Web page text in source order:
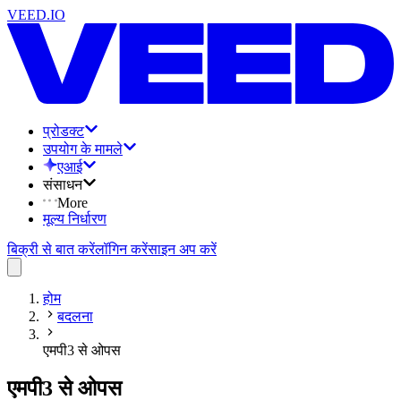
VEED.IO
प्रोडक्ट
उपयोग के मामले
एआई
संसाधन
More
मूल्य निर्धारण
बिक्री से बात करेंलॉगिन करेंसाइन अप करें
होम
बदलना
एमपी3 से ओपस
एमपी3 से ओपस